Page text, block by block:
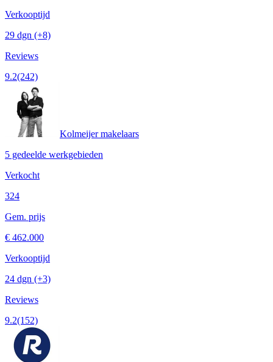
Verkooptijd
29 dgn (+8)
Reviews
9.2(242)
Kolmeijer makelaars
5 gedeelde werkgebieden
Verkocht
324
Gem. prijs
€ 462.000
Verkooptijd
24 dgn (+3)
Reviews
9.2(152)